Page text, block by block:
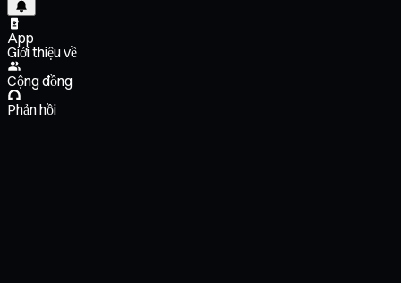
App
Giới thiệu về
Cộng đồng
Phản hồi